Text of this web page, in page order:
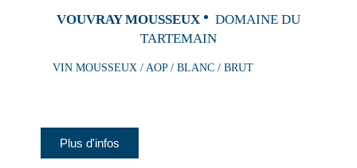
VOUVRAY MOUSSEUX
DOMAINE DU
TARTEMAIN
VIN MOUSSEUX / AOP / BLANC / BRUT
Plus d'infos